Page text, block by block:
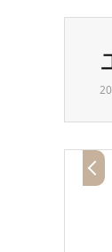
エクセ